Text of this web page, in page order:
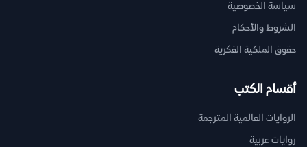
سياسة الخصوصية
الشروط والأحكام
حقوق الملكية الفكرية
أقسام الكتب
الروايات العالمية المترجمة
روايات عربية